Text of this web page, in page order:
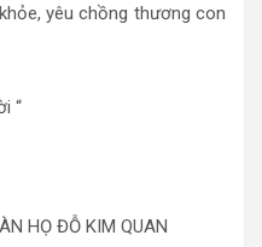
yêu chồng thương con
“
HỌ ĐỖ KIM QUAN